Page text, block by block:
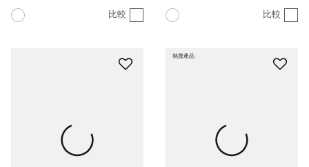
比較 比較
熱賣產品